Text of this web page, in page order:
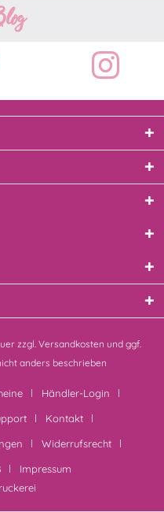
zzgl. Versandkosten und ggf.
anders beschrieben
Händler-Login
Kontakt
Widerrufsrecht
Impressum